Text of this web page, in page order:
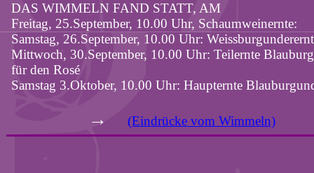
DAS WIMMELN FAND STATT, AM
Freitag, 25.September, 10.00 Uhr, Schaumweinernte:
Samstag, 26.September, 10.00 Uhr:
Mittwoch, 30.September, 10.00 Uhr: Teilernte
für den Rosé
Samstag 3.Oktober, 10.00 Uhr: Haupternte
→ (Eindrücke vom Wimmeln)